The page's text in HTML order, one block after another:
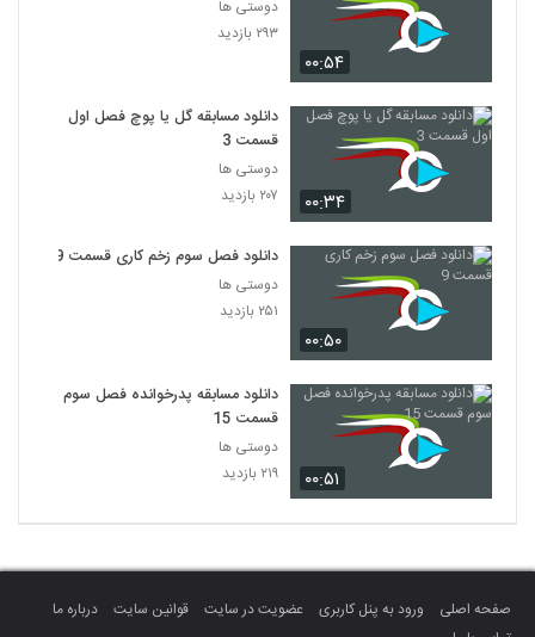
۰۰:۵۴
دوستی ها
۲۹۳ بازدید
۰۰:۳۴
دانلود مسابقه گل یا پوچ فصل اول
قسمت 3
دوستی ها
۲۰۷ بازدید
۰۰:۵۰
دانلود فصل سوم زخم کاری قسمت 9
دوستی ها
۲۵۱ بازدید
۰۰:۵۱
دانلود مسابقه پدرخوانده فصل سوم
قسمت 15
دوستی ها
۲۱۹ بازدید
صفحه اصلی ورود به پنل کاربری عضویت در سایت قوانین سایت
درباره ما